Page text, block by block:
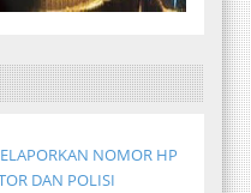
NOMOR HP
DAN POLISI